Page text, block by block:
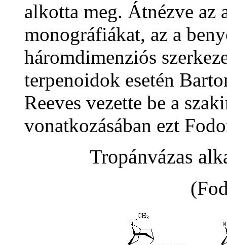
alkotta meg. Átnézve
monográfiákat, az a
háromdimenziós
terpenoidok esetén
Reeves vezette be a
vonatkozásában ezt
Tropánvázas